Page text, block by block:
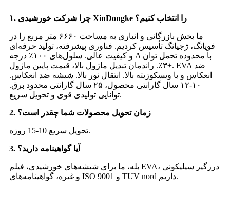
۱. چرا شرکت خورشیدی XinDongke را انتخاب کنیم؟
ما بخش بازرگانی و انباری به مساحت ۶۶۶۰ متر مربع را در
فویانگ، ژجیانگ تأسیس کردیم. فناوری پیشرفته، تولید حرفه‌ای
و کیفیت عالی. سلول‌های ۱۰۰٪ درجه A با محدوده تحمل توان
±۳٪. راندمان تبدیل ماژول بالا، قیمت پایین ماژول. EVA ضد
انعکاس و با ویسکوزیته بالا. انتقال نور بالا. شیشه ضد انعکاس.
۱۰-۱۲ سال گارانتی محصول، ۲۵ سال گارانتی محدود برق.
توانایی تولیدی قوی و تحویل سریع.
2. زمان تحویل محصولات شما چقدر است؟
تحویل سریع 10-15 روزه.
3. آیا گواهینامه دارید؟
بله، ما برای شیشه‌های خورشیدی، فیلم EVA، درزگیر سیلیکونی
و غیره، گواهینامه‌های ISO 9001 و TUV nord داریم.